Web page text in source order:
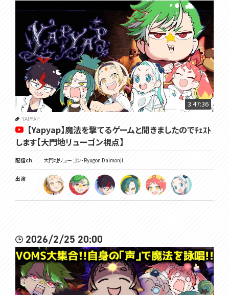
3:47:36
YAPYAP
【Yapyap】魔法を撃てるゲームと聞きましたのでﾁｪｽﾄ
します【大門地リューゴン視点】
配信ch 大門地リューゴン・Ryugon Daimonji
出演
2026/2/25 20:00